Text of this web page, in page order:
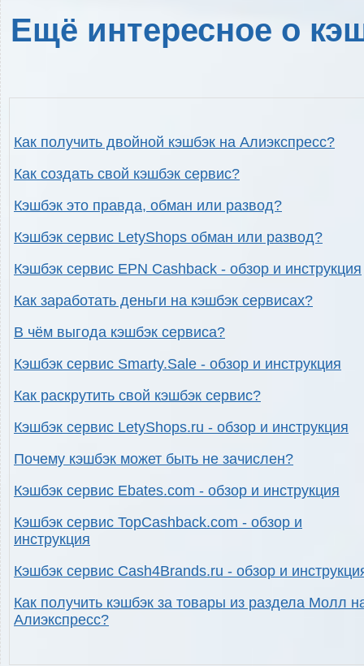
Ещё интересное о
Как получить двойной кэшбэк на Алиэкспресс?
Как создать свой кэшбэк сервис?
Кэшбэк это правда, обман или развод?
Кэшбэк сервис LetyShops обман или развод?
Кэшбэк сервис EPN Cashback - обзор и инструкция
Как заработать деньги на кэшбэк сервисах?
В чём выгода кэшбэк сервиса?
Кэшбэк сервис Smarty.Sale - обзор и инструкция
Как раскрутить свой кэшбэк сервис?
Кэшбэк сервис LetyShops.ru - обзор и инструкция
Почему кэшбэк может быть не зачислен?
Кэшбэк сервис Ebates.com - обзор и инструкция
Кэшбэк сервис TopCashback.com - обзор и
инструкция
Кэшбэк сервис Cash4Brands.ru - обзор и
Как получить кэшбэк за товары из раздела Молл
Алиэкспресс?